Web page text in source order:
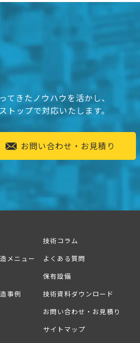
てきたノウハウを活かし、
ップで対応いたします。
お問い合わせ・お見積り
メニュー
事例
技術コラム
よくある質問
保有設備
技術資料ダウンロード
お問い合わせ・お見積り
サイトマップ